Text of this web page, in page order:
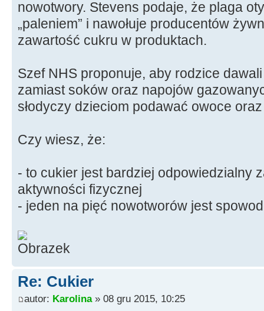
nowotwory. Stevens podaje, że plaga
„paleniem” i nawołuje producentów
zawartość cukru w produktach.
Szef NHS proponuje, aby rodzice
zamiast soków oraz napojów
słodyczy dzieciom podawać owoce
Czy wiesz, że:
- to cukier jest bardziej odpowiedzialny
aktywności fizycznej
- jeden na pięć nowotworów jest
Re: Cukier
autor: Karolina» 08 gru 2015, 10:25